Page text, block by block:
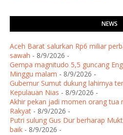
NEWS
Aceh Barat salurkan Rp6 miliar
sawah - 8/9/2026 -
Gempa magnitudo 5,5 guncang
Minggu malam - 8/9/2026 -
Gubernur Sumut dukung lahirnya
Kepulauan Nias - 8/9/2026 -
Akhir pekan jadi momen orang tua
Rakyat - 8/9/2026 -
Putri sulung Gus Dur berharap
baik - 8/9/2026 -